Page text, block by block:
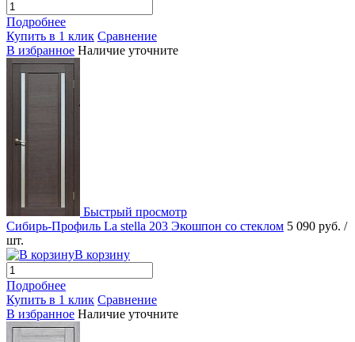
Подробнее
Купить в 1 клик Сравнение
В избранное Наличие уточните
Быстрый просмотр
Сибирь-Профиль La stella 203 Экошпон со стеклом 5 090 руб. /
шт.
В корзину
Подробнее
Купить в 1 клик Сравнение
В избранное Наличие уточните